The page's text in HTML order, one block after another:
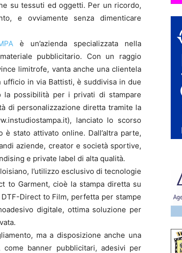
su tessuti ed oggetti. Per un ricordo,
e ovviamente senza dimenticare
è un’azienda specializzata nella
pubblicitario. Con un raggio
limitrofe, vanta anche una clientela
ufficio in via Battisti, è suddivisa in due
possibilità per i privati di stampare
di personalizzazione diretta tramite la
lanciato lo scorso
stato attivato online. Dall’altra parte,
aziende, creator e società sportive,
e private label di alta qualità.
l’utilizzo esclusivo di tecnologie
to Garment, cioè la stampa diretta su
Direct to Film, perfetta per stampe
digitale, ottima soluzione per
ma a disposizione anche una
banner pubblicitari, adesivi per